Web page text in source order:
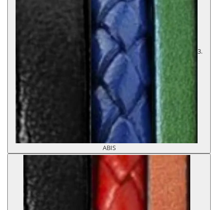
3.
ABIS